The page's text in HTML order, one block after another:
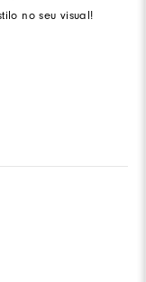
no seu visual!